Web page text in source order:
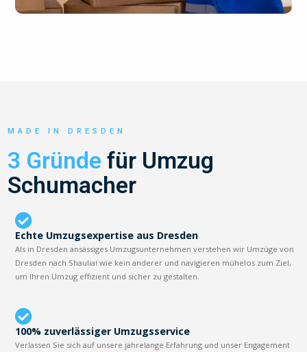
MADE IN DRESDEN
3 Gründe für Umzug
Schumacher
Echte Umzugsexpertise aus Dresden
Als in Dresden ansässiges Umzugsunternehmen verstehen wir Umzüge von
Dresden nach Shauliai wie kein anderer und navigieren mühelos zum Ziel,
um Ihren Umzug effizient und sicher zu gestalten.
100% zuverlässiger Umzugsservice
Verlassen Sie sich auf unsere jahrelange Erfahrung und unser Engagement